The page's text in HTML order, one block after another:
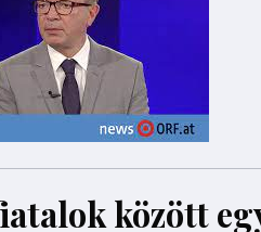
között